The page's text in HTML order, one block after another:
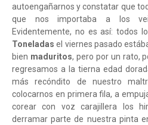
autoengañarnos y constatar que
que nos importaba a los
Evidentemente, no es así: todos
Toneladas el viernes pasado
bien maduritos, pero por un rato,
regresamos a la tierna edad
más recóndito de nuestro
colocarnos en primera fila, a
corear con voz carajillera los
derramar parte de nuestra pinta